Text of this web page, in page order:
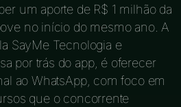
um aporte de R$ 1 milhão da
no início do mesmo ano. A
SayMe Tecnologia e
por trás do app, é oferecer
ao WhatsApp, com foco em
que o concorrente